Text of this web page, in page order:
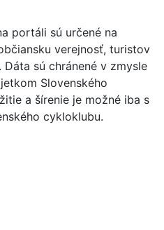
portáli sú určené na
verejnosť, turistov
sú chránené v zmysle
Slovenského
a šírenie je možné iba s
cykloklubu.